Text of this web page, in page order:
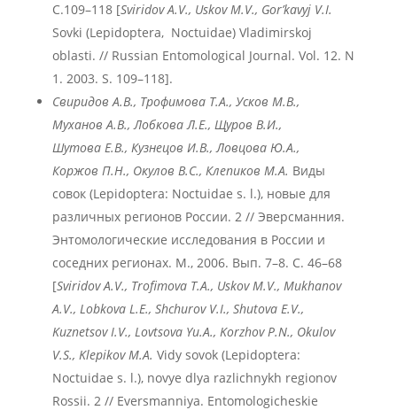
С.109–118 [Sviridov A.V., Uskov M.V., Gor’kavyj V.I.
Sovki (Lepidoptera, Noctuidae) Vladimirskoj
oblasti. // Russian Entomological Journal. Vol. 12. N
1. 2003. S. 109–118].
Свиридов А.В., Трофимова Т.А., Усков М.В.,
Муханов А.В., Лобкова Л.Е., Щуров В.И.,
Шутова Е.В., Кузнецов И.В., Ловцова Ю.А.,
Коржов П.Н., Окулов В.С., Клепиков М.А. Виды
совок (Lepidoptera: Noctuidae s. l.), новые для
различных регионов России. 2 // Эверсманния.
Энтомологические исследования в России и
соседних регионах. М., 2006. Вып. 7–8. С. 46–68
[SviridovA.V., TrofimovaT.A., UskovM.V., Mukhanov
A.V., LobkovaL.E., ShchurovV.I., ShutovaE.V.,
KuznetsovI.V., LovtsovaYu.A., KorzhovP.N., Okulov
V.S., KlepikovM.A. Vidy sovok (Lepidoptera:
Noctuidae s. l.), novye dlya razlichnykh regionov
Rossii. 2 // Eversmanniya. Entomologicheskie